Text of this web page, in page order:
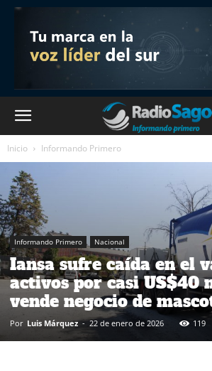
Inicio Informando Primero
Informando Primero Nacional
Iansa sufre caída en el
activos por casi US$40
vende negocio de
Por Luis Márquez - 22 de enero de 2026 119